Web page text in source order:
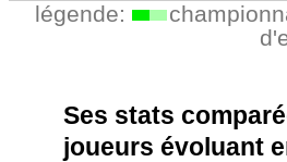
légende:
Ses stats
joueurs évoluant